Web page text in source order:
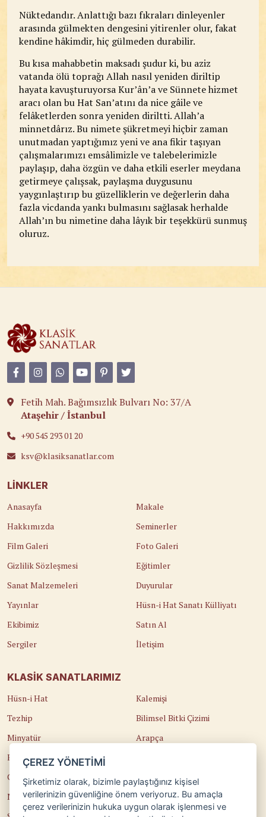
Nüktedandır. Anlattığı bazı fıkraları dinleyenler
arasında gülmekten dengesini yitirenler olur, fakat
kendine hâkimdir, hiç gülmeden durabilir.
Bu kısa mahabbetin maksadı şudur ki, bu aziz
vatanda ölü toprağı Allah nasıl yeniden diriltip
hayata kavuşturuyorsa Kur’ân’a ve Sünnete hizmet
aracı olan bu Hat San’atını da nice gâile ve
felâketlerden sonra yeniden diriltti. Allah’a
minnetdârız. Bu nimete şükretmeyi hiçbir zaman
unutmadan yaptığımız yeni ve ana fikir taşıyan
çalışmalarımızı emsâlimizle ve talebelerimizle
paylaşıp, daha özgün ve daha etkili eserler meydana
getirmeye çalışsak, paylaşma duygusunu
yaygınlaştırıp bu güzelliklerin ve değerlerin daha
fazla vicdanda yankı bulmasını sağlasak herhalde
Allah’ın bu nimetine daha lâyık bir teşekkürü sunmuş
oluruz.
Fetih Mah. Bağımsızlık Bulvarı No: 37/A
Ataşehir / İstanbul
+90 545 293 01 20
ksv@klasiksanatlar.com
LINKLER
Anasayfa
Hakkımızda
Film Galeri
Gizlilik Sözleşmesi
Sanat Malzemeleri
Yayınlar
Ekibimiz
Sergiler
Makale
Seminerler
Foto Galeri
Eğitimler
Duyurular
Hüsn-i Hat Sanatı Külliyatı
Satın Al
İletişim
KLASIK SANATLARIMIZ
Hüsn-i Hat
Tezhip
Minyatür
Ebru
Çini
Naht
Kalemişi
Bilimsel Bitki Çizimi
Arapça
Osmanlı Türkçesi
Edirnekari
ÇEREZ YÖNETİMİ
Şirketimiz olarak, bizimle paylaştığınız kişisel
verilerinizin güvenliğine önem veriyoruz. Bu amaçla
çerez verilerinizin hukuka uygun olarak işlenmesi ve